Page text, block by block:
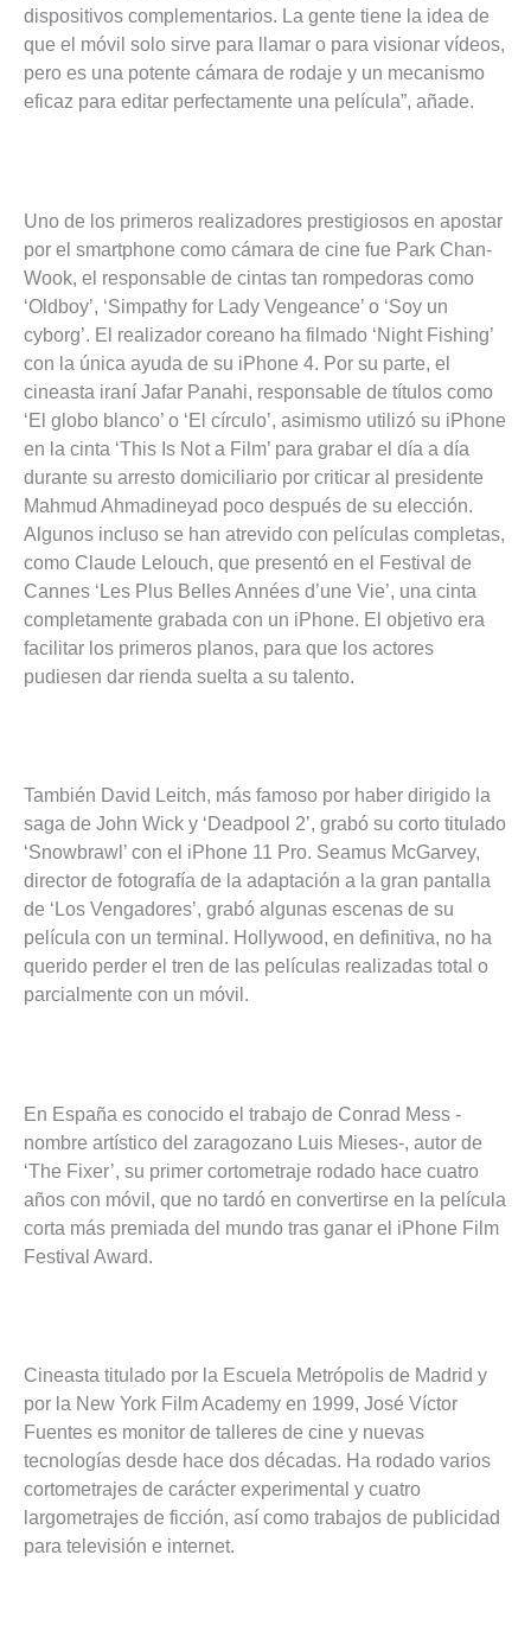
dispositivos complementarios. La gente tiene la idea de
que el móvil solo sirve para llamar o para visionar vídeos,
pero es una potente cámara de rodaje y un mecanismo
eficaz para editar perfectamente una película”, añade.
Uno de los primeros realizadores prestigiosos en apostar
por el smartphone como cámara de cine fue Park Chan-
Wook, el responsable de cintas tan rompedoras como
‘Oldboy’, ‘Simpathy for Lady Vengeance’ o ‘Soy un
cyborg’. El realizador coreano ha filmado ‘Night Fishing’
con la única ayuda de su iPhone 4. Por su parte, el
cineasta iraní Jafar Panahi, responsable de títulos como
‘El globo blanco’ o ‘El círculo’, asimismo utilizó su iPhone
en la cinta ‘This Is Not a Film’ para grabar el día a día
durante su arresto domiciliario por criticar al presidente
Mahmud Ahmadineyad poco después de su elección.
Algunos incluso se han atrevido con películas completas,
como Claude Lelouch, que presentó en el Festival de
Cannes ‘Les Plus Belles Années d’une Vie’, una cinta
completamente grabada con un iPhone. El objetivo era
facilitar los primeros planos, para que los actores
pudiesen dar rienda suelta a su talento.
También David Leitch, más famoso por haber dirigido la
saga de John Wick y ‘Deadpool 2’, grabó su corto titulado
‘Snowbrawl’ con el iPhone 11 Pro. Seamus McGarvey,
director de fotografía de la adaptación a la gran pantalla
de ‘Los Vengadores’, grabó algunas escenas de su
película con un terminal. Hollywood, en definitiva, no ha
querido perder el tren de las películas realizadas total o
parcialmente con un móvil.
En España es conocido el trabajo de Conrad Mess -
nombre artístico del zaragozano Luis Mieses-, autor de
‘The Fixer’, su primer cortometraje rodado hace cuatro
años con móvil, que no tardó en convertirse en la película
corta más premiada del mundo tras ganar el iPhone Film
Festival Award.
Cineasta titulado por la Escuela Metrópolis de Madrid y
por la New York Film Academy en 1999, José Víctor
Fuentes es monitor de talleres de cine y nuevas
tecnologías desde hace dos décadas. Ha rodado varios
cortometrajes de carácter experimental y cuatro
largometrajes de ficción, así como trabajos de publicidad
para televisión e internet.